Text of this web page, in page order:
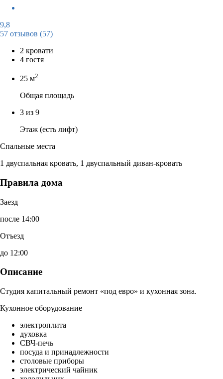
9,8
57 отзывов (57)
2 кровати
4 гостя
25 м2
Общая площадь
3 из 9
Этаж (есть лифт)
Спальные места
1 двуспальная кровать, 1 двуспальный диван-кровать
Правила дома
Заезд
после 14:00
Отъезд
до 12:00
Описание
Студия капитальный ремонт «под евро» и кухонная зона.
Кухонное оборудование
электроплита
духовка
СВЧ-печь
посуда и принадлежности
столовые приборы
электрический чайник